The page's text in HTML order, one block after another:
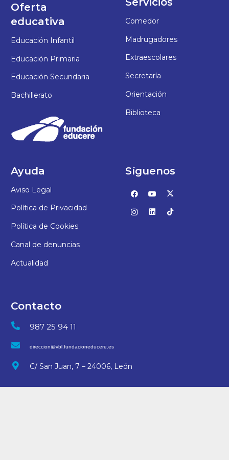
Oferta
educativa
Educación Infantil
Educación Primaria
Educación Secundaria
Bachillerato
Comedor
Madrugadores
Extraescolares
Secretaría
Orientación
Biblioteca
Ayuda
Aviso Legal
Política de Privacidad
Política de Cookies
Canal de denuncias
Actualidad
Síguenos
Contacto
987 25 94 11
direccion@vbl.fundacioneducere.es
C/ San Juan, 7 – 24006, León